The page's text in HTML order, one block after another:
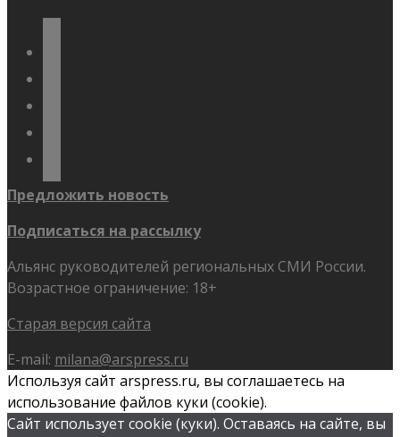
Предложить новость
Подписаться на рассылку
Альянс руководителей региональных СМИ России.
Возрастное ограничение: 18+
Старая версия сайта
E-mail: milana@arspress.ru
Используя сайт arspress.ru, вы соглашаетесь на
использование файлов куки (cookie).
Сайт использует cookie (куки). Оставаясь на сайте, вы